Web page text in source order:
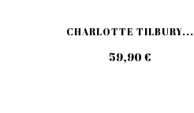
CHARLOTTE TILBURY...
59,90 €